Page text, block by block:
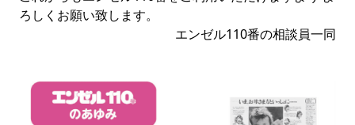
ろしくお願い致します。
エンゼル110番の相談員一同